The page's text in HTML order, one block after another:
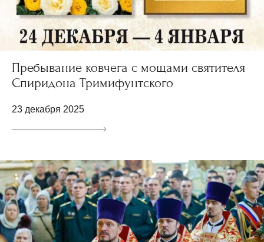
Пребывание ковчега с мощами святителя
Спиридона Тримифунтского
23 декабря 2025